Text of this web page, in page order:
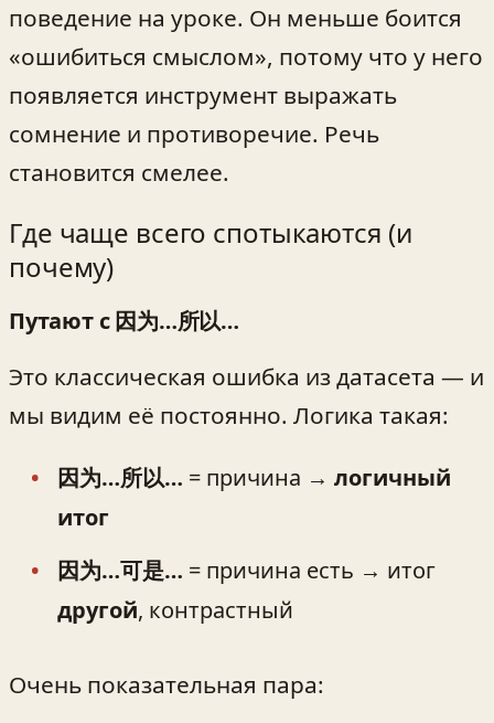
поведение на уроке. Он меньше боится
«ошибиться смыслом», потому что у него
появляется инструмент выражать
сомнение и противоречие. Речь
становится смелее.
Где чаще всего спотыкаются (и
почему)
Путают с 因为…所以…
Это классическая ошибка из датасета — и
мы видим её постоянно. Логика такая:
因为…所以… = причина → логичный
итог
因为…可是… = причина есть → итог
другой, контрастный
Очень показательная пара: